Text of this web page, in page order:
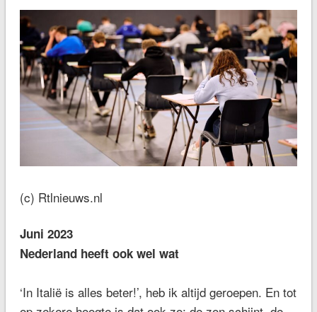
(c) Rtlnieuws.nl
Juni 2023
Nederland heeft ook wel wat
‘In Italië is alles beter!’, heb ik altijd geroepen. En tot